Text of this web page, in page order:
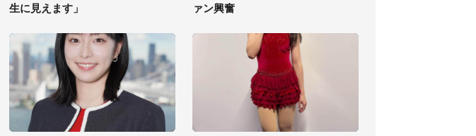
生に見えます」
ァン興奮